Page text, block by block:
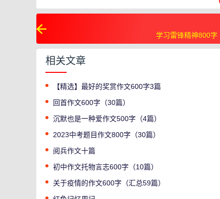
学习雷锋精神800字
相关文章
【精选】最好的奖赏作文600字3篇
回首作文600字（30篇）
沉默也是一种爱作文500字（4篇）
2023中考题目作文800字（30篇）
阅兵作文十篇
初中作文托物言志600字（10篇）
关于疫情的作文600字（汇总59篇）